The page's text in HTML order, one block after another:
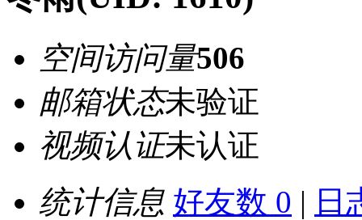
空间访问量506
邮箱状态未验证
视频认证未认证
统计信息 好友数 0 | 日